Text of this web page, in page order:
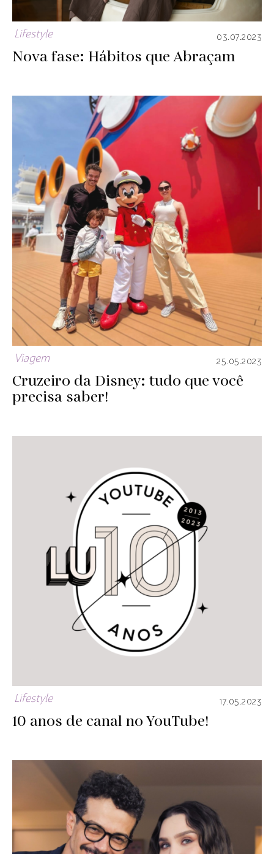
Lifestyle 03.07.2023
Nova fase: Hábitos que Abraçam
Viagem 25.05.2023
Cruzeiro da Disney: tudo que você
precisa saber!
Lifestyle 17.05.2023
10 anos de canal no YouTube!